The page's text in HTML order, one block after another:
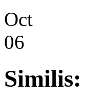
Oct
06